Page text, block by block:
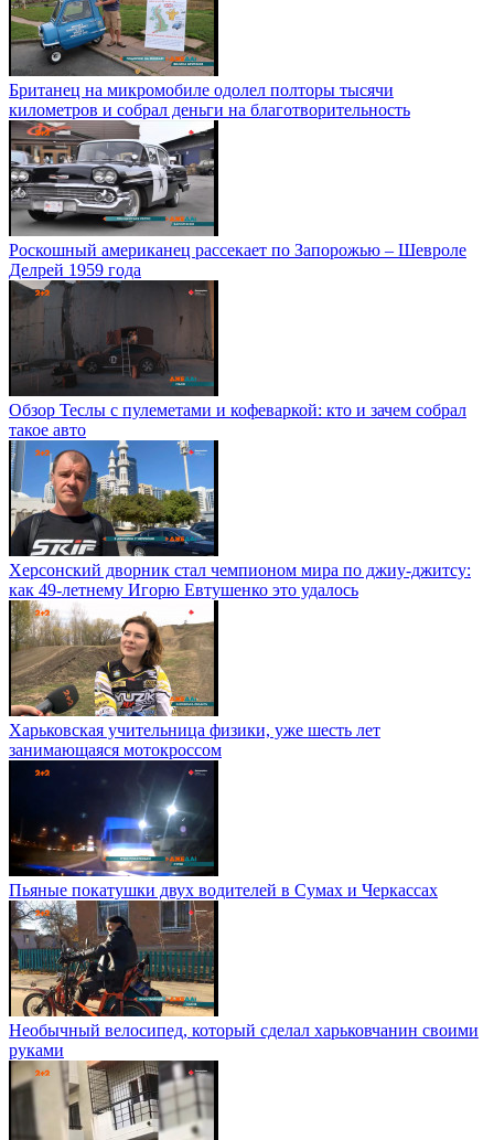
Британец на микромобиле одолел полторы тысячи
километров и собрал деньги на благотворительность
Роскошный американец рассекает по Запорожью – Шевроле
Делрей 1959 года
Обзор Теслы с пулеметами и кофеваркой: кто и зачем собрал
такое авто
Херсонский дворник стал чемпионом мира по джиу-джитсу:
как 49-летнему Игорю Евтушенко это удалось
Харьковская учительница физики, уже шесть лет
занимающаяся мотокроссом
Пьяные покатушки двух водителей в Сумах и Черкассах
Необычный велосипед, который сделал харьковчанин своими
руками